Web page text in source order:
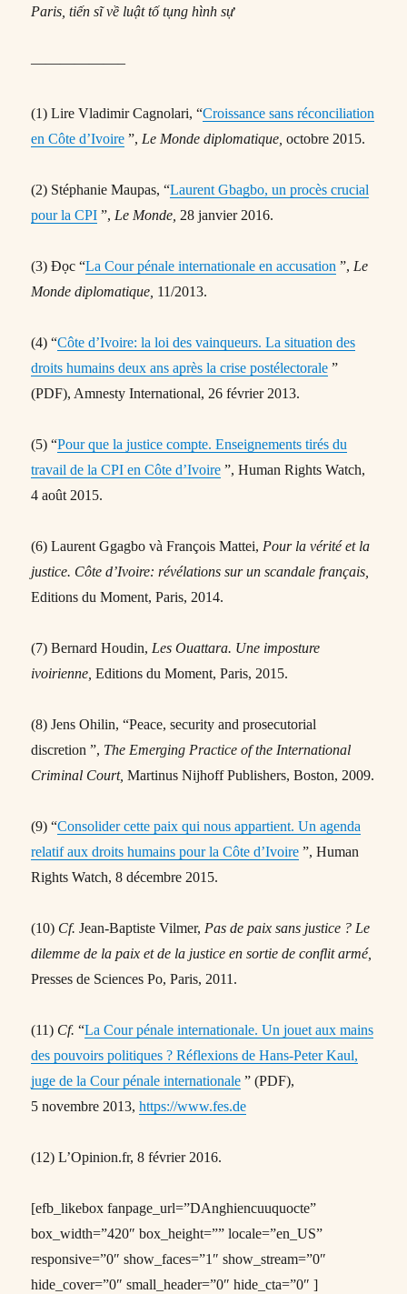
Paris, tiến sĩ về luật tố tụng hình sự
——————–
(1) Lire Vladimir Cagnolari, “Croissance sans réconciliation
en Côte d’Ivoire ”, Le Monde diplomatique, octobre 2015.
(2) Stéphanie Maupas, “Laurent Gbagbo, un procès crucial
pour la CPI ”, Le Monde, 28 janvier 2016.
(3) Đọc “La Cour pénale internationale en accusation ”, Le
Monde diplomatique, 11/2013.
(4) “Côte d’Ivoire: la loi des vainqueurs. La situation des
droits humains deux ans après la crise postélectorale ”
(PDF), Amnesty International, 26 février 2013.
(5) “Pour que la justice compte. Enseignements tirés du
travail de la CPI en Côte d’Ivoire ”, Human Rights Watch,
4 août 2015.
(6) Laurent Ggagbo và François Mattei, Pour la vérité et la
justice. Côte d’Ivoire: révélations sur un scandale français,
Editions du Moment, Paris, 2014.
(7) Bernard Houdin, Les Ouattara. Une imposture
ivoirienne, Editions du Moment, Paris, 2015.
(8) Jens Ohilin, “Peace, security and prosecutorial
discretion ”, The Emerging Practice of the International
Criminal Court, Martinus Nijhoff Publishers, Boston, 2009.
(9) “Consolider cette paix qui nous appartient. Un agenda
relatif aux droits humains pour la Côte d’Ivoire ”, Human
Rights Watch, 8 décembre 2015.
(10) Cf. Jean-Baptiste Vilmer, Pas de paix sans justice ? Le
dilemme de la paix et de la justice en sortie de conflit armé,
Presses de Sciences Po, Paris, 2011.
(11) Cf. “La Cour pénale internationale. Un jouet aux mains
des pouvoirs politiques ? Réflexions de Hans-Peter Kaul,
juge de la Cour pénale internationale ” (PDF),
5 novembre 2013,https://www.fes.de
(12) L’Opinion.fr, 8 février 2016.
[efb_likebox fanpage_url=”DAnghiencuuquocte”
box_width=”420″ box_height=”” locale=”en_US”
responsive=”0″ show_faces=”1″ show_stream=”0″
hide_cover=”0″ small_header=”0″ hide_cta=”0″ ]